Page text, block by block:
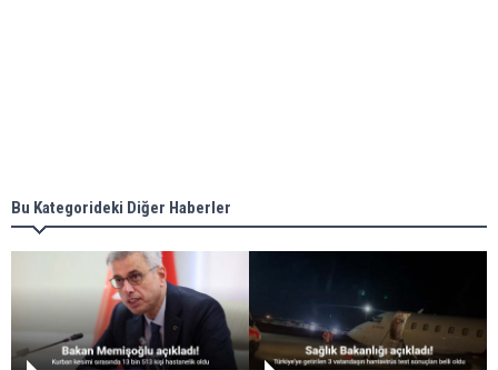
Bu Kategorideki Diğer Haberler